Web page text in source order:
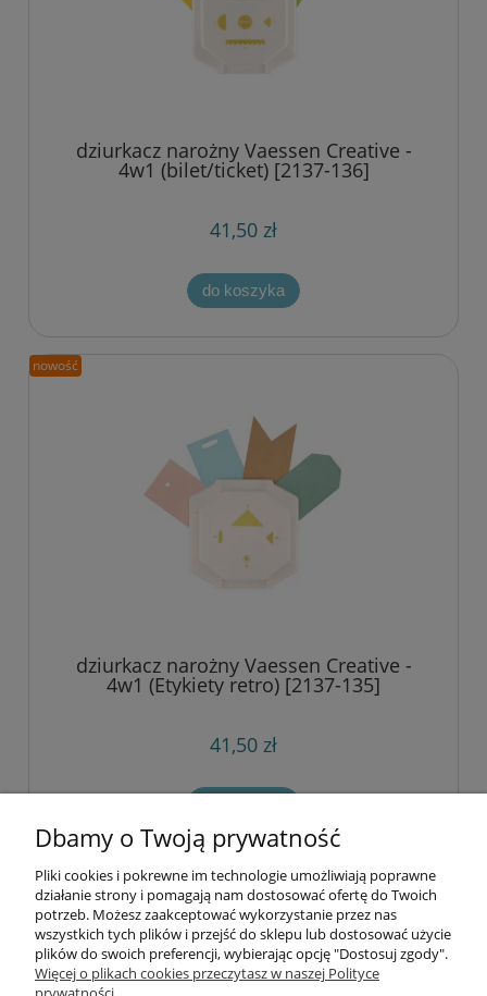
dziurkacz narożny Vaessen Creative -
4w1 (bilet/ticket) [2137-136]
41,50 zł
do koszyka
dziurkacz narożny Vaessen Creative -
4w1 (Etykiety retro) [2137-135]
41,50 zł
nowość
Informacje
Opłaty i koszty dostawy
Dbamy o Twoją prywatność
Pliki cookies i pokrewne im technologie umożliwiają poprawne
działanie strony i pomagają nam dostosować ofertę do Twoich
potrzeb. Możesz zaakceptować wykorzystanie przez nas
wszystkich tych plików i przejść do sklepu lub dostosować użycie
plików do swoich preferencji, wybierając opcję "Dostosuj zgody".
Więcej o plikach cookies przeczytasz w naszej Polityce